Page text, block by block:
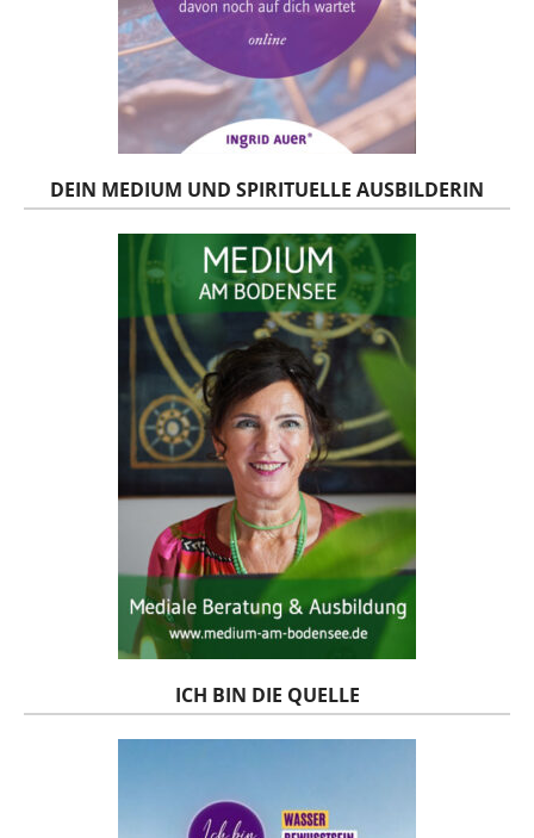
DEIN MEDIUM UND SPIRITUELLE AUSBILDERIN
ICH BIN DIE QUELLE